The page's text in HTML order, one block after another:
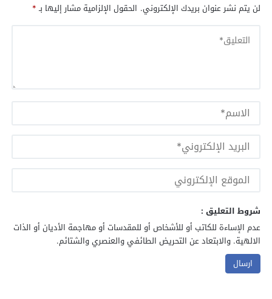
لن يتم نشر عنوان بريدك الإلكتروني. الحقول الإلزامية مشار إليها بـ*
شروط التعليق :
عدم الإساءة للكاتب أو للأشخاص أو للمقدسات أو مهاجمة الأديان أو الذات
الالهية. والابتعاد عن التحريض الطائفي والعنصري والشتائم.